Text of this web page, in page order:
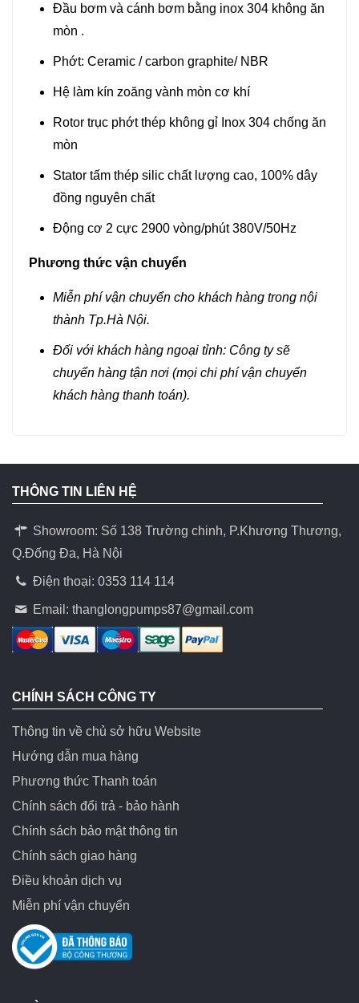
Đầu bơm và cánh bơm bằng inox 304 không ăn
mòn .
Phớt: Ceramic / carbon graphite/ NBR
Hệ làm kín zoăng vành mòn cơ khí
Rotor trục phớt thép không gỉ Inox 304 chống ăn
mòn
Stator tấm thép silic chất lượng cao, 100% dây
đồng nguyên chất
Động cơ 2 cực 2900 vòng/phút 380V/50Hz
Phương thức vận chuyển
Miễn phí vận chuyển cho khách hàng trong nội
thành Tp.Hà Nội.
Đối với khách hàng ngoại tỉnh: Công ty sẽ
chuyển hàng tận nơi (mọi chi phí vận chuyển
khách hàng thanh toán).
THÔNG TIN LIÊN HỆ
Showroom: Số 138 Trường chinh, P.Khương Thương,
Q.Đống Đa, Hà Nội
Điện thoại: 0353 114 114
Email:thanglongpumps87@gmail.com
CHÍNH SÁCH CÔNG TY
Thông tin về chủ sở hữu Website
Hướng dẫn mua hàng
Phương thức Thanh toán
Chính sách đổi trả - bảo hành
Chính sách bảo mật thông tin
Chính sách giao hàng
Điều khoản dịch vụ
Miễn phí vận chuyển